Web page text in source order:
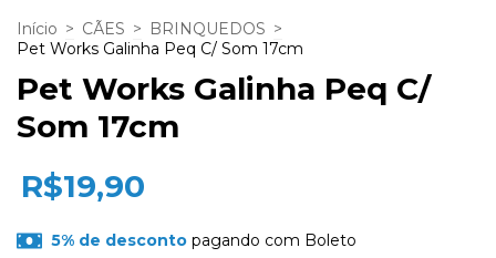
Início > CÃES > BRINQUEDOS >
Pet Works Galinha Peq C/ Som 17cm
Pet Works Galinha Peq C/
Som 17cm
R$19,90
5% de desconto pagando com Boleto